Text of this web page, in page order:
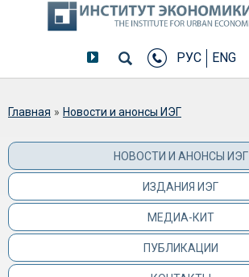
РУС ENG
Вы здесь
Главная » Новости и анонсы ИЭГ
НОВОСТИ И АНОНСЫ ИЭГ
ИЗДАНИЯ ИЭГ
МЕДИА-КИТ
ПУБЛИКАЦИИ